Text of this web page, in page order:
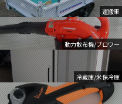
運搬車
動力散布機/ブロワー
冷蔵庫/米保冷庫